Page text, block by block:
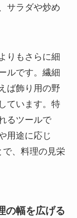
サラダや炒め
りもさらに細
ルです。繊細
ば飾り用の野
ています。特
るツールで
用途に応じ
、料理の見栄
の幅を広げる